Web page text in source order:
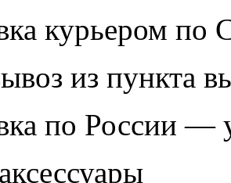
курьером
из пункта
по России —